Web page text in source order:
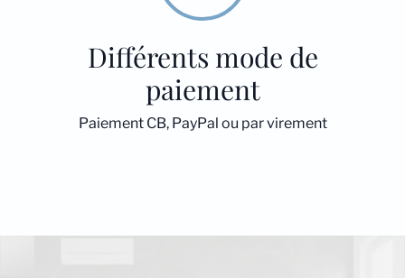
Différents mode de
paiement
Paiement CB, PayPal ou par virement